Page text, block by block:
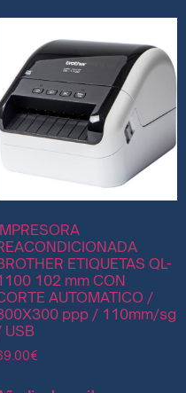
ETIQUETAS QL-
102 mm CON
AUTOMATICO /
ppp / 110mm/sg
USB
€